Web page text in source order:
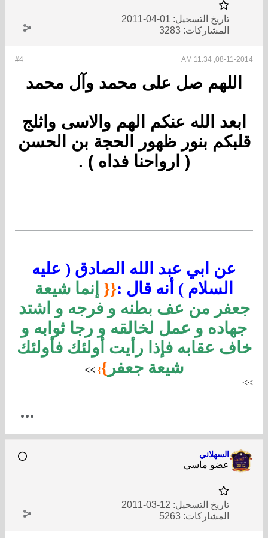
تاريخ التسجيل: 01-04-2011
المشاركات: 3283
#4 08-11-2014, 11:34 AM
اللهم صل على محمد وآل محمد
ابعد الله عنكم الهم والاسى واثلج
قلبكم بنور ظهور الحجة بن الحسن
( ارواحنا فداه ) .
عن ابي عبد الله الصادق ( عليه
السلام ) أنه قال :{{ إنما شيعة
جعفر من عف بطنه و فرجه و اشتد
جهاده و عمل لخالقه و رجا ثوابه و
خاف عقابه فإذا رأيت أولئك فأولئك
شيعة جعفر }
}
>
>
>
>
السهلاني
عضو ماسي
تاريخ التسجيل: 12-03-2011
المشاركات: 5263